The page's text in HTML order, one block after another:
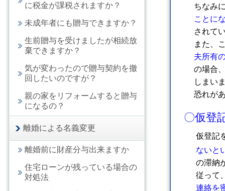
ちなみに
ことに
されてい
また、こ
夫所有の
の場合、
しまいま
恐れが
〇仮登
仮登記
ないとい
の滞納が
従って、
連絡を密
に税金が課税されますか？
未成年者にも贈与できますか？
生前贈与を受けましたが相続放
棄できますか？
気が変わったので贈与契約を撤
回したいのですが？
親の家をリフォームすると贈与
になるの？
離婚による名義変更
離婚前に財産分与出来ますか
住宅ローンが残っている場合の
対処法